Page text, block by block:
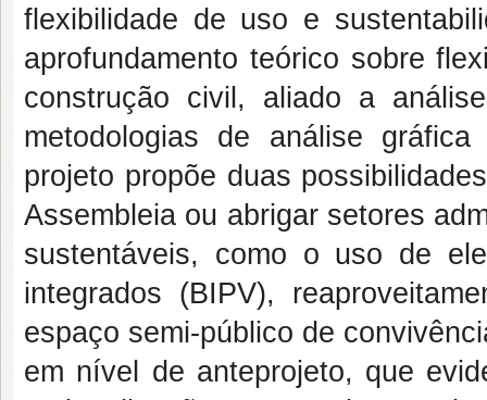
flexibilidade de uso e
aprofundamento teórico sobre
construção civil, aliado a
metodologias de análise
projeto propõe duas
Assembleia ou abrigar setores
sustentáveis, como o uso de
integrados (BIPV),
espaço semi-público de
em nível de anteprojeto, que